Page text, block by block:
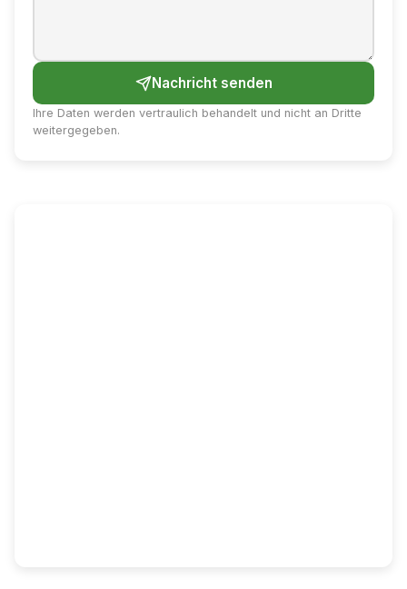
Nachricht senden
Ihre Daten werden vertraulich behandelt und nicht an Dritte
weitergegeben.